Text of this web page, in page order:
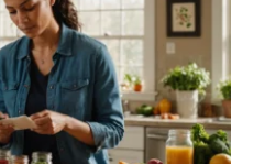
maison